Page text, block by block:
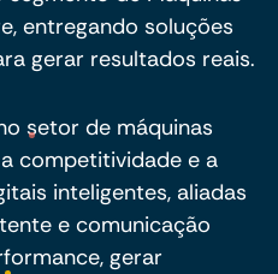
entregando soluções
gerar resultados reais.
setor de máquinas
competitividade e a
inteligentes, aliadas
e comunicação
gerar